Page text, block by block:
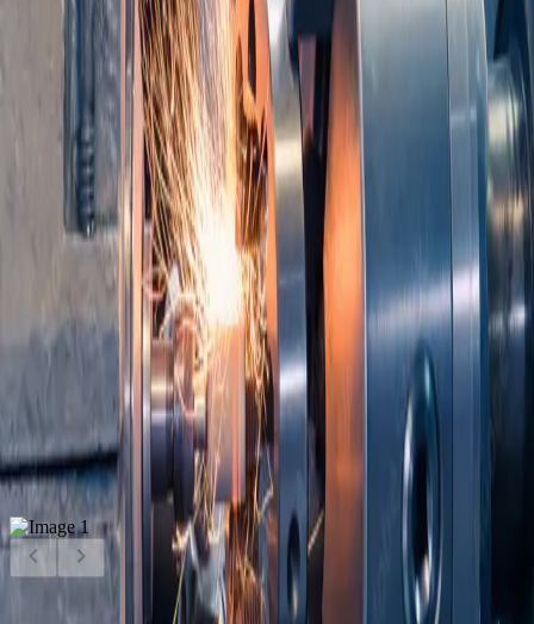
Dans le cadre de ce projet, nous réalisons des solutions techniques
sur mesure en associant découpe, usinage et impression industrielle
sur une large variété de matériaux.
Nos équipes travaillent notamment le plastique, les composites, la
tôle, le polycarbonate et le vinyle afin de répondre aux contraintes
spécifiques de chaque application.
Selon les besoins du projet, l’impression peut être réalisée
directement sur la matière ou appliquée sur le support, avec la
possibilité de prendre également en charge le montage complet du
Cette réalisation illustre notre capacité à accompagner les secteurs
exigeants tels que l’aéronautique, le médical, l’électronique ou la
défense avec des solutions fiables, précises et durables.